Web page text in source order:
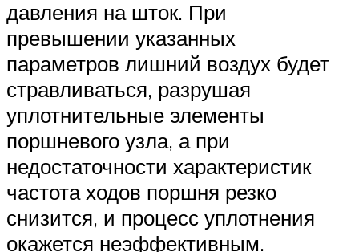
давления на шток. При
превышении указанных
параметров лишний воздух будет
стравливаться, разрушая
уплотнительные элементы
поршневого узла, а при
недостаточности характеристик
частота ходов поршня резко
снизится, и процесс уплотнения
окажется неэффективным.